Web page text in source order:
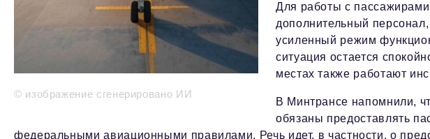
© изображение сгенерировано ИИ
Для работы с
дополнительный
усиленный режим
ситуация остается
местах также работают
В Минтрансе напомнили,
обязаны предоставлять
федеральными авиационными правилами. Речь идет, в частности, о